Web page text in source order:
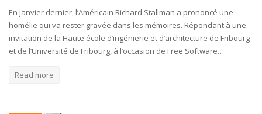
En janvier dernier, l’Américain Richard Stallman a prononcé une
homélie qui va rester gravée dans les mémoires. Répondant à une
invitation de la Haute école d’ingénierie et d’architecture de Fribourg
et de l’Université de Fribourg, à l’occasion de Free Software…
Read more